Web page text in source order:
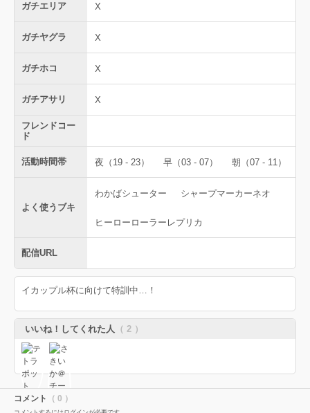
ガチエリア X
ガチヤグラ X
ガチホコ X
ガチアサリ X
フレンドコー
ド
活動時間帯 夜（19 - 23） 早（03 - 07） 朝（07 - 11）
よく使うブキ
わかばシューター シャープマーカーネオ
ヒーローローラーレプリカ
配信URL
イカップル杯に向けて特訓中…！
いいね！してくれた人 （ 2 ）
コメント （ 0 ）